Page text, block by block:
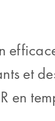
et
en